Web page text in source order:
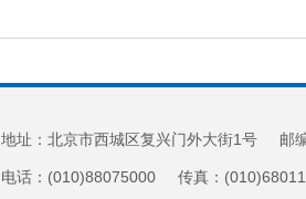
地址：北京市西城区复兴门外大街1号 邮
电话：(010)88075000 传真：